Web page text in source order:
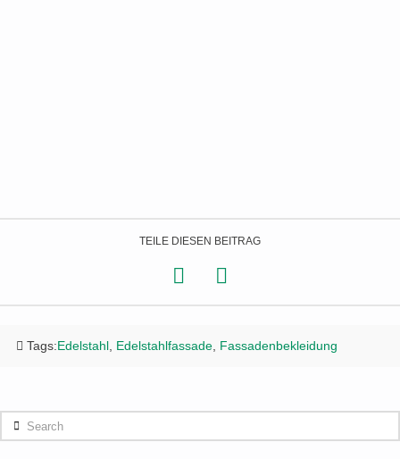
TEILE DIESEN BEITRAG
Tags:Edelstahl, Edelstahlfassade, Fassadenbekleidung
Search